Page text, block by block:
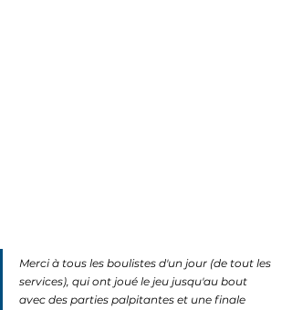
Merci à tous les boulistes d'un jour (de tout les
services), qui ont joué le jeu jusqu'au bout
avec des parties palpitantes et une finale